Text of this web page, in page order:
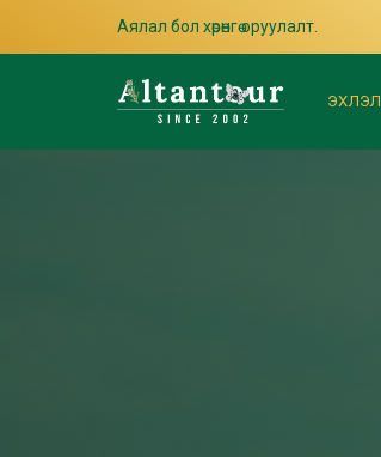
Аялал бол хөрөнгө оруулалт.
ЭХЛЭЛ